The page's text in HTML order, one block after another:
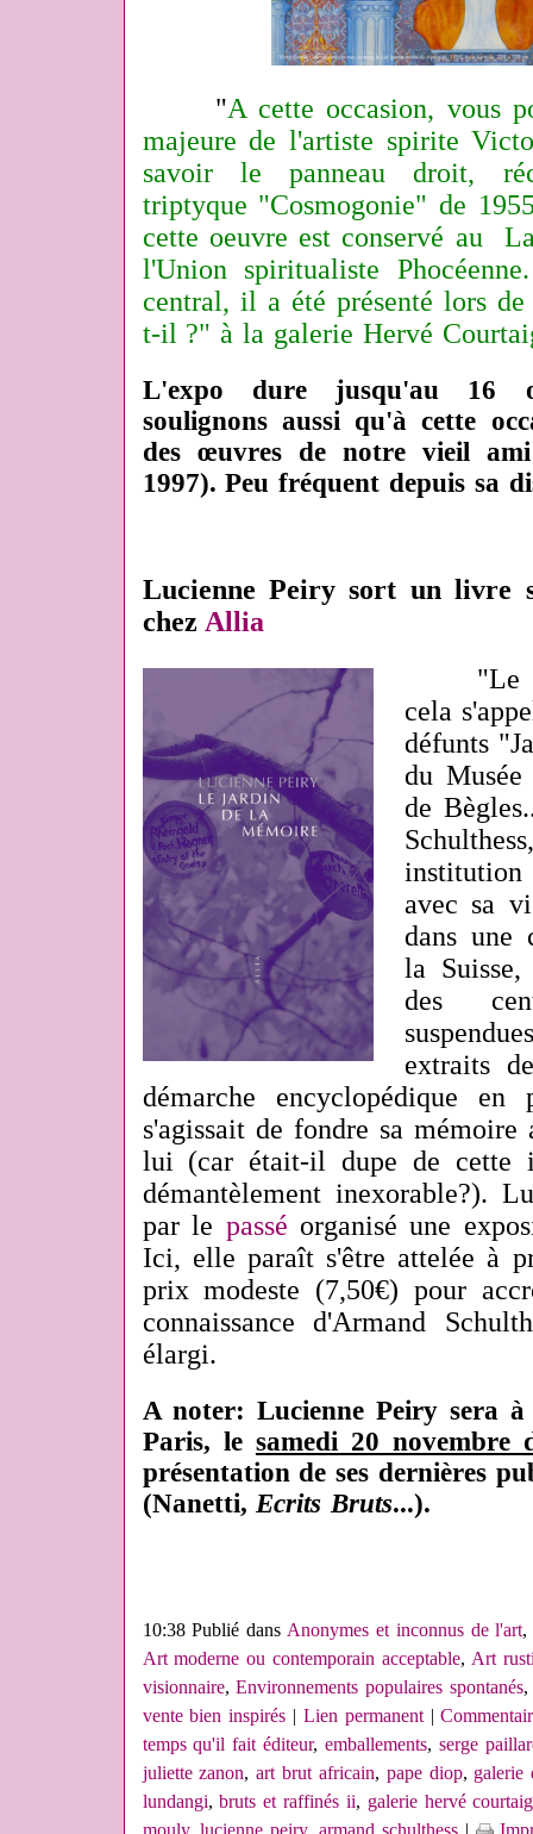
"A cette occasion, vous
majeure de l'artiste spirite
savoir le panneau droit,
triptyque "Cosmogonie" de
cette oeuvre est conservé au
l'Union spiritualiste
central, il a été présenté lors
t-il ?" à la galerie Hervé
L'expo dure jusqu'au 16
soulignons aussi qu'à cette
des œuvres de notre vieil
1997). Peu fréquent depuis sa
Lucienne Peiry sort un livre
chez Allia
"Le
cela
défunts
du
de
avec sa
dans une
la
des
extraits
démarche encyclopédique
s'agissait de fondre sa
lui (car était-il dupe de cette
démantèlement inexorable?).
par le passé organisé une
Ici, elle paraît s'être attelée à
prix modeste (7,50€) pour
connaissance d'Armand
élargi.
A noter:Lucienne Peiry sera
Paris, le samedi 20 novembre
présentation de ses dernières
(Nanetti,Ecrits Bruts...).
10:38 Publié dansAnonymes et inconnus de l'art,
Art moderne ou contemporain acceptable, Art
visionnaire,Environnements populaires spontanés
vente bien inspirés | Lien permanent|
temps qu'il fait éditeur, emballements, serge
juliette zanon,art brut africain, pape diop, galerie
lundangi,bruts et raffinés ii, galerie hervé